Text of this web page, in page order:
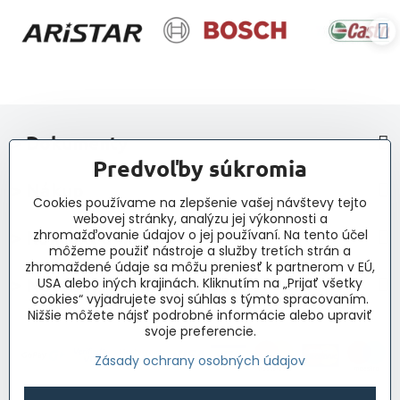
> Dokumenty
> Kontakt a navigácia
> Novinky, články, príspevky
Predvoľby súkromia
Cookies používame na zlepšenie vašej návštevy tejto
webovej stránky, analýzu jej výkonnosti a
zhromažďovanie údajov o jej používaní. Na tento účel
môžeme použiť nástroje a služby tretích strán a
zhromaždené údaje sa môžu preniesť k partnerom v EÚ,
USA alebo iných krajinách. Kliknutím na „Prijať všetky
cookies“ vyjadrujete svoj súhlas s týmto spracovaním.
Nižšie môžete nájsť podrobné informácie alebo upraviť
svoje preferencie.
Zásady ochrany osobných údajov